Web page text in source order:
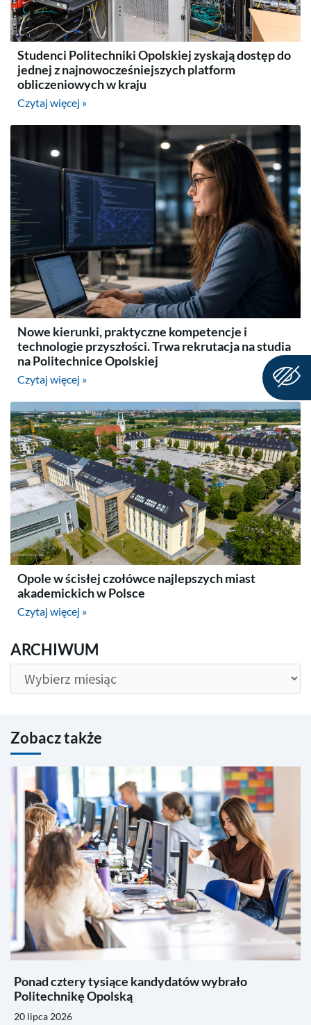
Studenci Politechniki Opolskiej zyskają dostęp do
jednej z najnowocześniejszych platform
obliczeniowych w kraju
Czytaj więcej »
Nowe kierunki, praktyczne kompetencje i
technologie przyszłości. Trwa rekrutacja na studia
na Politechnice Opolskiej
Czytaj więcej »
Opole w ścisłej czołówce najlepszych miast
akademickich w Polsce
Czytaj więcej »
ARCHIWUM
ARCHIWUM
Zobacz także
Ponad cztery tysiące kandydatów wybrało
Politechnikę Opolską
20 lipca 2026